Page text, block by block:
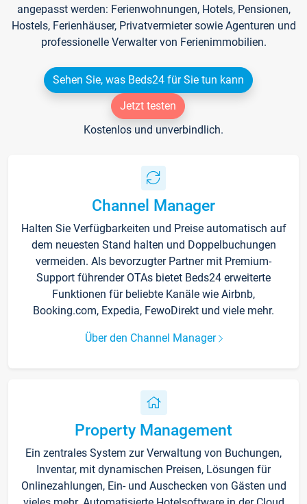
angepasst werden: Ferienwohnungen, Hotels, Pensionen,
Hostels, Ferienhäuser, Privatvermieter sowie Agenturen und
professionelle Verwalter von Ferienimmobilien.
Sehen Sie, was Beds24 für Sie tun kann
Jetzt testen
Kostenlos und unverbindlich.
Channel Manager
Halten Sie Verfügbarkeiten und Preise automatisch auf
dem neuesten Stand halten und Doppelbuchungen
vermeiden. Als bevorzugter Partner mit Premium-
Support führender OTAs bietet Beds24 erweiterte
Funktionen für beliebte Kanäle wie Airbnb,
Booking.com, Expedia, FewoDirekt und viele mehr.
Über den Channel Manager
Property Management
Ein zentrales System zur Verwaltung von Buchungen,
Inventar, mit dynamischen Preisen, Lösungen für
Onlinezahlungen, Ein- und Auschecken von Gästen und